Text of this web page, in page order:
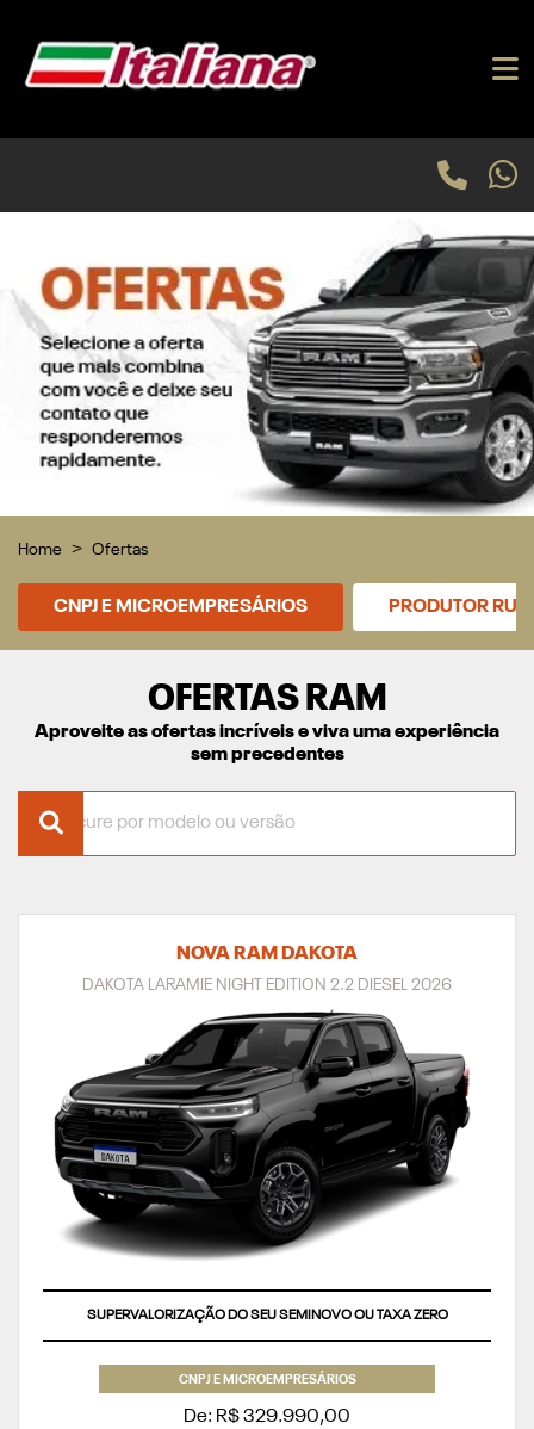
Home Ofertas
CNPJ E MICROEMPRESÁRIOS PRODUTOR
OFERTAS RAM
Aproveite as ofertas incríveis e viva uma experiência
sem precedentes
NOVA RAM DAKOTA
DAKOTA LARAMIE NIGHT EDITION 2.2 DIESEL 2026
SUPERVALORIZAÇÃO DO SEU SEMINOVO OU TAXA ZERO
CNPJ E MICROEMPRESÁRIOS
De: R$ 329.990,00